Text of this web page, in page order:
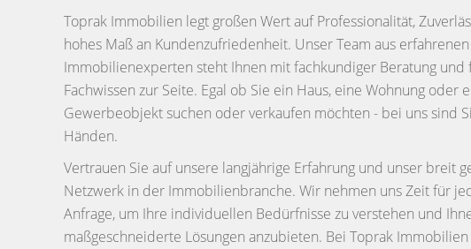
Toprak Immobilien legt großen Wert auf Professionalität,
hohes Maß an Kundenzufriedenheit. Unser Team aus erfahrenen
Immobilienexperten steht Ihnen mit fachkundiger Beratung und
Fachwissen zur Seite. Egal ob Sie ein Haus, eine Wohnung oder
Gewerbeobjekt suchen oder verkaufen möchten - bei uns sind
Händen.
Vertrauen Sie auf unsere langjährige Erfahrung und unser breit
Netzwerk in der Immobilienbranche. Wir nehmen uns Zeit für
Anfrage, um Ihre individuellen Bedürfnisse zu verstehen und
maßgeschneiderte Lösungen anzubieten. Bei Toprak Immobilien